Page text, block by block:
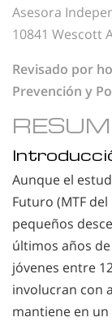
Asesora
10841 Wescott
Revisado por
Prevención y
Aunque el
Futuro (MTF
pequeños
últimos años
jóvenes entre
involucran con
mantiene en